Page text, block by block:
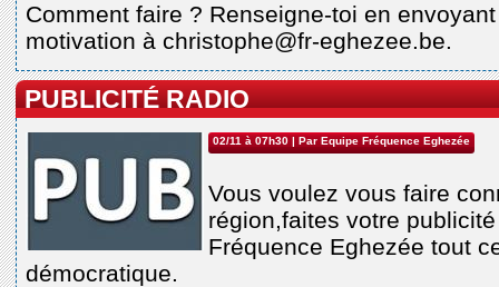
Comment faire ? Renseigne-toi en
motivation à christophe@fr-eghezee.be.
PUBLICITÉ RADIO
02/11 à 07h30 | Par Equipe Fréquence Eghezée
Vous voulez vous faire
région,faites votre
Fréquence Eghezée tout
démocratique.